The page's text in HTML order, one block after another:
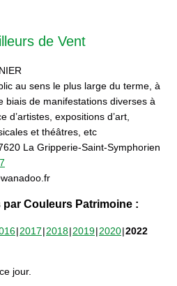
de Vent
au sens le plus large du terme, à
biais de manifestations diverses à
d’artistes, expositions d’art,
et théâtres, etc
La Gripperie-Saint-Symphorien
Couleurs Patrimoine :
2017 2018 2019 2020 2022
jour.